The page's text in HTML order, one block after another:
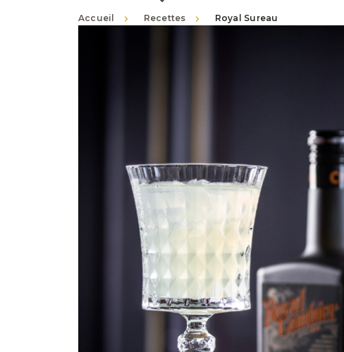
Accueil > Recettes > Royal Sureau